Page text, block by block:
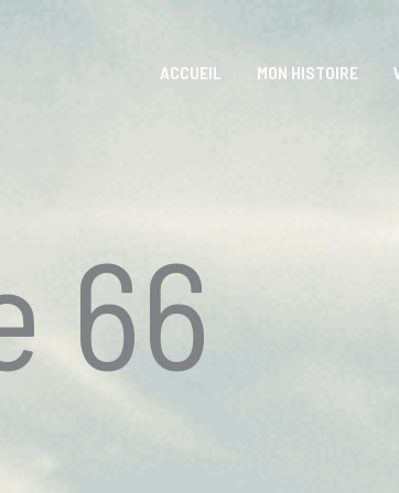
ACCUEIL MON HISTOIRE
66